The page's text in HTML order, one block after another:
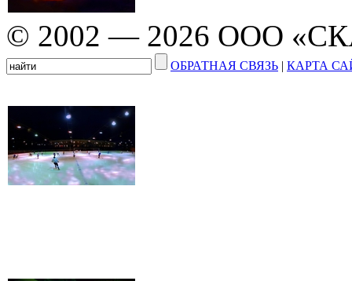
© 2002 — 2026 ООО
ОБРАТНАЯ СВЯЗЬ | КАРТА